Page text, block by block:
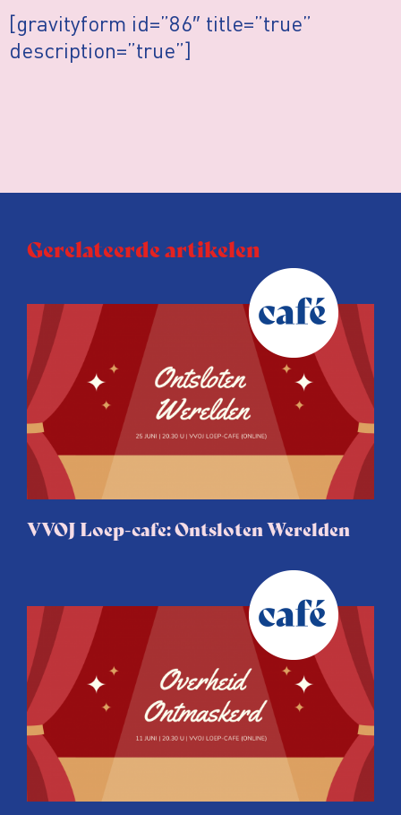
[gravityform id=”86″ title=”true”
description=”true”]
Gerelateerde artikelen
VVOJ Loep-cafe: Ontsloten Werelden